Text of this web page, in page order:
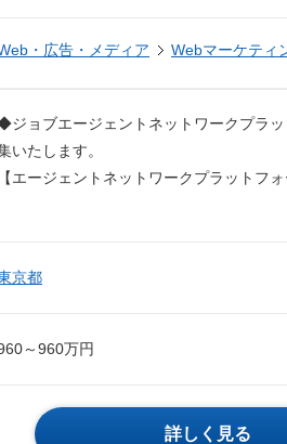
・広告・メディア Webマーケティ
ジョブエージェントネットワークプラ
いたします。
【エージェントネットワークプラットフォ
京都
～960万円
詳しく見る